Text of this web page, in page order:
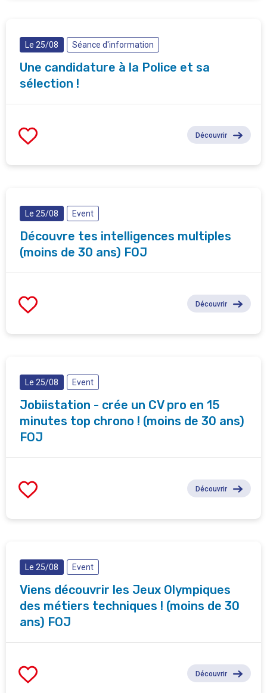
Le 25/08 Séance d'information
Une candidature à la Police et sa
sélection !
Découvrir
Le 25/08 Event
Découvre tes intelligences multiples
(moins de 30 ans) FOJ
Découvrir
Le 25/08 Event
Jobiistation - crée un CV pro en 15
minutes top chrono ! (moins de 30 ans)
FOJ
Découvrir
Le 25/08 Event
Viens découvrir les Jeux Olympiques
des métiers techniques ! (moins de 30
ans) FOJ
Découvrir